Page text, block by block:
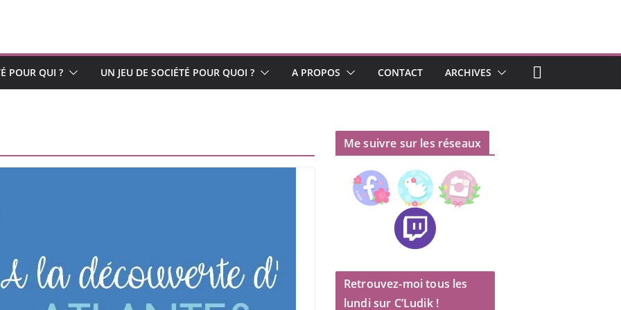
POUR QUI ? UN JEU DE SOCIÉTÉ POUR QUOI ? A PROPOS CONTACT ARCHIVES
Me suivre sur les réseaux
Retrouvez-moi tous les
lundi sur C’Ludik !